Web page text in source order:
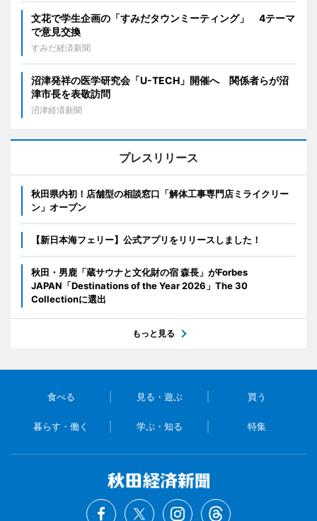
文花で学生企画の「すみだタウンミーティング」 4テーマ
で意見交換
すみだ経済新聞
沼津発祥の医学研究会「U-TECH」開催へ 関係者らが沼
津市長を表敬訪問
沼津経済新聞
プレスリリース
秋田県内初！店舗型の相談窓口「解体工事専門店ミライクリー
ン」オープン
【新日本海フェリー】公式アプリをリリースしました！
秋田・男鹿「蔵サウナと文化財の宿 森長」がForbes
JAPAN「Destinations of the Year 2026」The 30
Collectionに選出
もっと見る
食べる 見る・遊ぶ 買う
暮らす・働く 学ぶ・知る 特集